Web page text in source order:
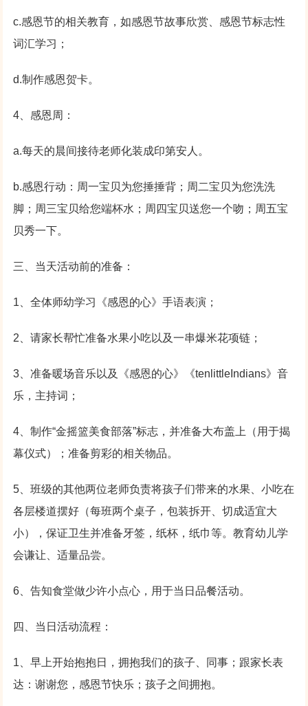
c.感恩节的相关教育，如感恩节故事欣赏、感恩节标志性
词汇学习；
d.制作感恩贺卡。
4、感恩周：
a.每天的晨间接待老师化装成印第安人。
b.感恩行动：周一宝贝为您捶捶背；周二宝贝为您洗洗
脚；周三宝贝给您端杯水；周四宝贝送您一个吻；周五宝
贝秀一下。
三、当天活动前的准备：
1、全体师幼学习《感恩的心》手语表演；
2、请家长帮忙准备水果小吃以及一串爆米花项链；
3、准备暖场音乐以及《感恩的心》《tenlittleIndians》音
乐，主持词；
4、制作“金摇篮美食部落”标志，并准备大布盖上（用于揭
幕仪式）；准备剪彩的相关物品。
5、班级的其他两位老师负责将孩子们带来的水果、小吃在
各层楼道摆好（每班两个桌子，包装拆开、切成适宜大
小），保证卫生并准备牙签，纸杯，纸巾等。教育幼儿学
会谦让、适量品尝。
6、告知食堂做少许小点心，用于当日品餐活动。
四、当日活动流程：
1、早上开始抱抱日，拥抱我们的孩子、同事；跟家长表
达：谢谢您，感恩节快乐；孩子之间拥抱。